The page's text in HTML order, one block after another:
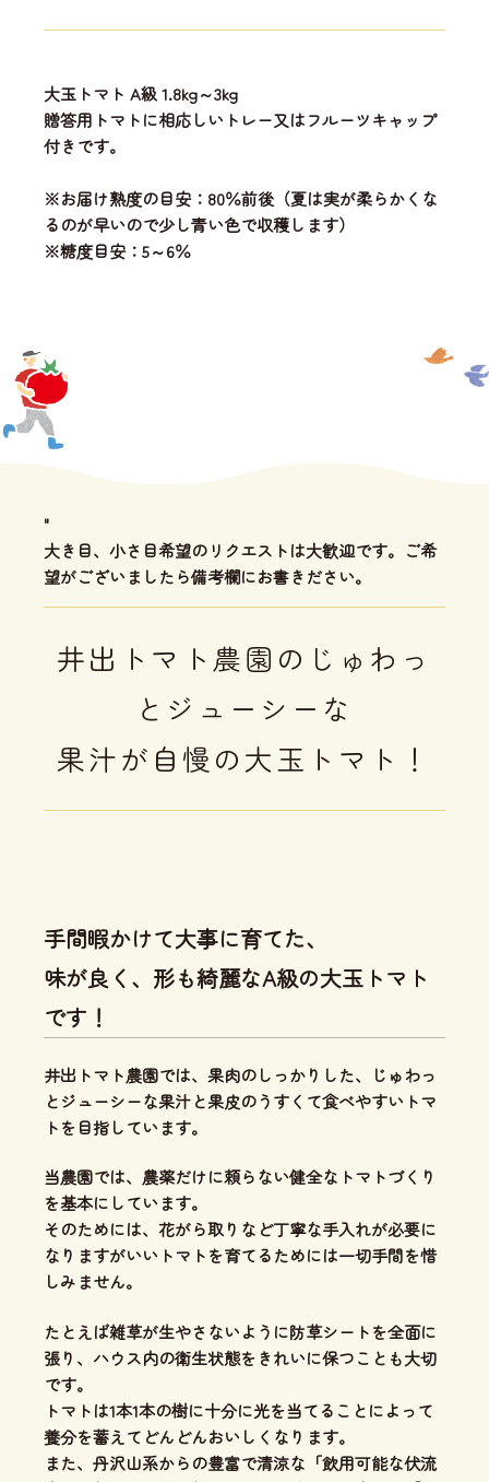
大玉トマト A級 1.8kg～3kg
贈答用トマトに相応しいトレー又はフルーツキャップ
付きです。
※お届け熟度の目安：80％前後（夏は実が柔らかくな
るのが早いので少し青い色で収穫します）
※糖度目安：5～6％
"
大き目、小さ目希望のリクエストは大歓迎です。ご希
望がございましたら備考欄にお書きださい。
井出トマト農園のじゅわっ
とジューシーな
果汁が自慢の大玉トマト！
手間暇かけて大事に育てた、
味が良く、形も綺麗なA級の大玉トマト
です！
井出トマト農園では、 果肉のしっかりした、じゅわっ
とジューシーな果汁と果皮のうすくて食べやすいトマ
トを目指しています。
当農園では、 農薬だけに頼らない健全なトマトづくり
を基本にしています。
そのためには、花がら取りなど丁寧な手入れが必要に
なりますがいいトマトを育てるためには一切手間を惜
しみません。
たとえば雑草が生やさないように防草シートを全面に
張り、ハウス内の衛生状態をきれいに保つことも大切
です。
トマトは1本1本の樹に十分に光を当てることによって
養分を蓄えてどんどんおいしくなります。
また、丹沢山系からの豊富で清涼な「飲用可能な伏流